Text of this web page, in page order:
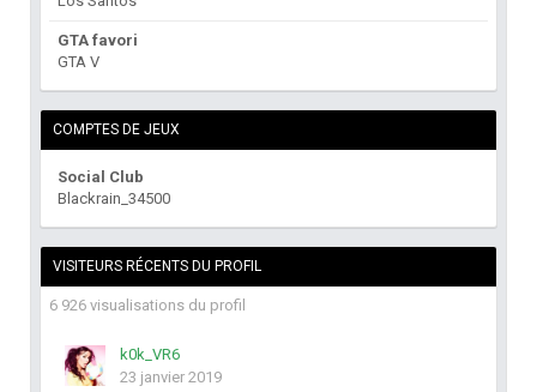
GTA favori
GTA V
COMPTES DE JEUX
Social Club
Blackrain_34500
VISITEURS RÉCENTS DU PROFIL
6 926 visualisations du profil
k0k_VR6
23 janvier 2019